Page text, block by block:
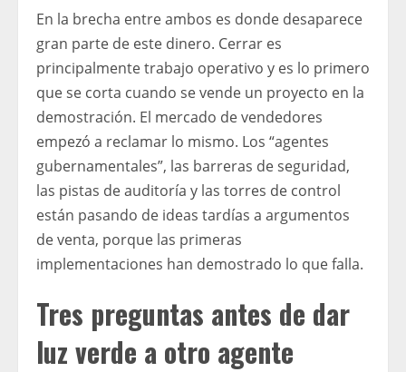
En la brecha entre ambos es donde desaparece
gran parte de este dinero. Cerrar es
principalmente trabajo operativo y es lo primero
que se corta cuando se vende un proyecto en la
demostración. El mercado de vendedores
empezó a reclamar lo mismo. Los “agentes
gubernamentales”, las barreras de seguridad,
las pistas de auditoría y las torres de control
están pasando de ideas tardías a argumentos
de venta, porque las primeras
implementaciones han demostrado lo que falla.
Tres preguntas antes de dar
luz verde a otro agente